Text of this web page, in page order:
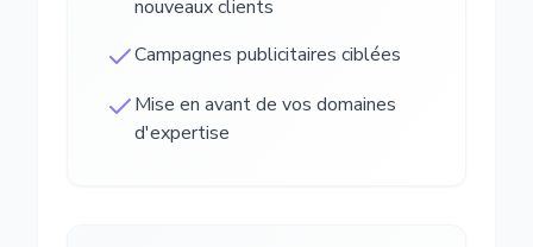
nouveaux clients
Campagnes publicitaires ciblées
Mise en avant de vos domaines
d'expertise